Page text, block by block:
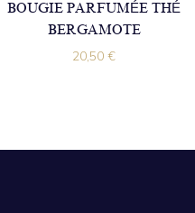
BOUGIE PARFUMÉE THÉ
BERGAMOTE
20,50 €